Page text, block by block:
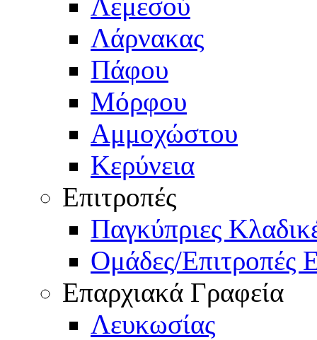
Λάρνακας
Πάφου
Μόρφου
Αμμοχώστου
Κερύνεια
Επιτροπές
Παγκύπριες
Ομάδες/Επιτροπές
Επαρχιακά Γραφεία
Λευκωσίας